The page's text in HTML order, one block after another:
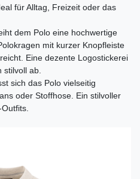
für Alltag, Freizeit oder das
dem Polo eine hochwertige
mit kurzer Knopfleiste
Eine dezente Logostickerei
ab.
sich das Polo vielseitig
oder Stoffhose. Ein stilvoller